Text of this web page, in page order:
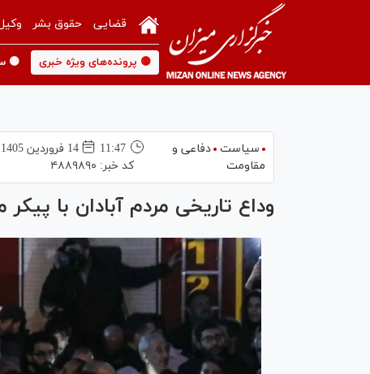
قضایی حقوق بشر
🟡 پرونده‌های ویژه خبری 🟡
سیاست دفاعی و
مقاومت
11:47
14 فروردين 1405
کد خبر: ۴۸۸۹۸۹۰
وداع تاریخی مردم آبادان با